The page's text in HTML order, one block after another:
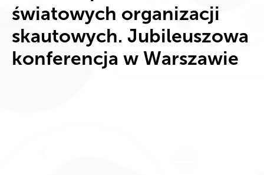
światowych organizacji
skautowych. Jubileuszowa
konferencja w Warszawie